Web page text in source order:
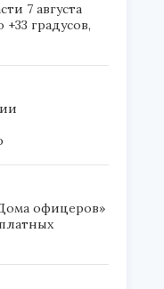
7 августа
градусов,
офицеров»